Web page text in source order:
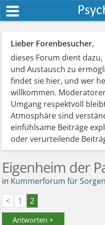
Lieber Forenbesucher,
dieses Forum dient
und Austausch zu
findet sie hier, und wer
willkommen.
Umgang respektvoll
Atmosphäre sind
einfühlsame Beiträge
oder verurteilende
Eigenheim der
in Kummerforum für
<
1 2
Antworten +